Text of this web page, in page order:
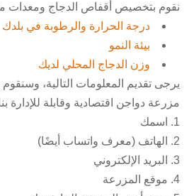
نقوم بتخصيص أقفاص الدجاج ومعدات
درجة الحرارة والرطوبة في بلدك
بيئة النمو
وزن الدجاج المحلي لديك
يرجى تقديم المعلومات التالية،
مزرعة دواجن اقتصادية وقابلة للإدارة
اسمك
الهاتف (معرف واتساب أيضًا)
البريد الإلكتروني
موقع المزرعة